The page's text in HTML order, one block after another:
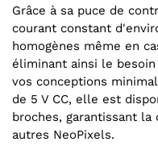
Grâce à sa puce de
courant constant
homogènes même en
éliminant ainsi le
vos conceptions
de 5 V CC, elle est
broches, garantissant
autres NeoPixels.